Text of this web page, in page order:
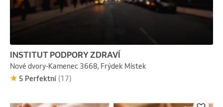
INSTITUT PODPORY ZDRAVÍ
Nové dvory-Kamenec 3668, Frýdek Místek
5 Perfektní (17)